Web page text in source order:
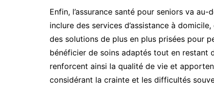
Enfin, l’assurance santé pour seniors va
inclure des services d’assistance à
des solutions de plus en plus prisées pour
bénéficier de soins adaptés tout en restant
renforcent ainsi la qualité de vie et
considérant la crainte et les difficultés